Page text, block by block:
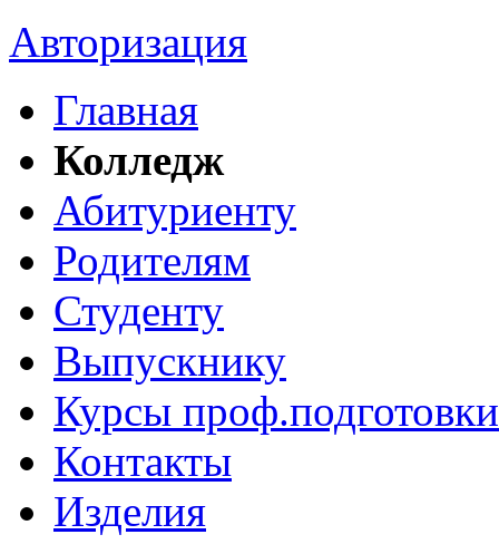
Авторизация
Главная
Колледж
Абитуриенту
Родителям
Студенту
Выпускнику
Курсы проф.подготовки
Контакты
Изделия